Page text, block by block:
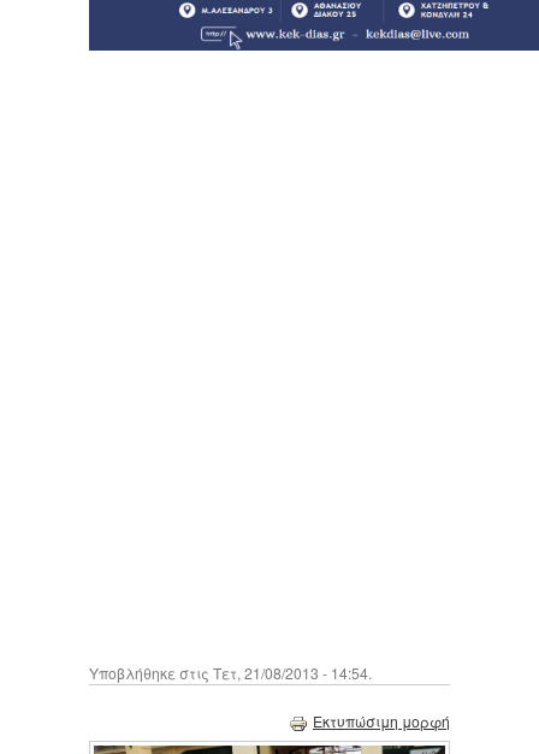
Υποβλήθηκε στις Τετ, 21/08/2013 - 14:54.
Εκτυπώσιμη μορφή